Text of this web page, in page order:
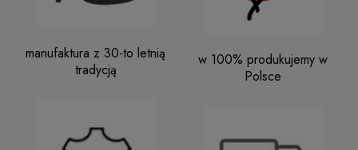
manufaktura z 30-to letnią
tradycją
w 100% produkujemy w
Polsce